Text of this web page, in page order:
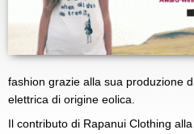
fashion grazie alla sua produzione
elettrica di origine eolica.
Il contributo di Rapanui Clothing